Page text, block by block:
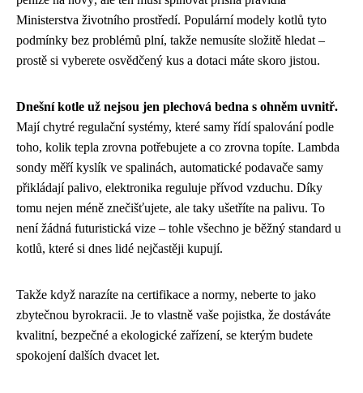
Ministerstva životního prostředí. Populární modely kotlů tyto
podmínky bez problémů plní, takže nemusíte složitě hledat –
prostě si vyberete osvědčený kus a dotaci máte skoro jistou.
Dnešní kotle už nejsou jen plechová bedna s ohněm uvnitř.
Mají chytré regulační systémy, které samy řídí spalování podle
toho, kolik tepla zrovna potřebujete a co zrovna topíte. Lambda
sondy měří kyslík ve spalinách, automatické podavače samy
přikládají palivo, elektronika reguluje přívod vzduchu. Díky
tomu nejen méně znečišťujete, ale taky ušetříte na palivu. To
není žádná futuristická vize – tohle všechno je běžný standard u
kotlů, které si dnes lidé nejčastěji kupují.
Takže když narazíte na certifikace a normy, neberte to jako
zbytečnou byrokracii. Je to vlastně vaše pojistka, že dostáváte
kvalitní, bezpečné a ekologické zařízení, se kterým budete
spokojení dalších dvacet let.